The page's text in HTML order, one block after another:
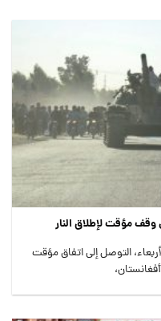
مؤقت لإطلاق النار
التوصل إلى اتفاق مؤقت